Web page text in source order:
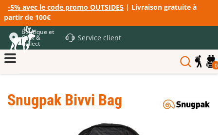
-5% avec le code promo OUTSIDE5 | Livraison gratuite à
partir de 100€
Boutique et
Click &
Collect
Service client
0
Snugpak Bivvi Bag